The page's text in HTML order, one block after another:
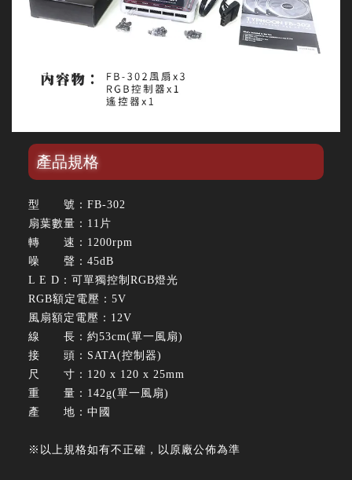
產品規格
型 號：FB-302
扇葉數量：11片
轉 速：1200rpm
噪 聲：45dB
L E D：可單獨控制RGB燈光
RGB額定電壓：5V
風扇額定電壓：12V
線 長：約53cm(單一風扇)
接 頭：SATA(控制器)
尺 寸：120 x 120 x 25mm
重 量：142g(單一風扇)
產 地：中國
※以上規格如有不正確，以原廠公佈為準